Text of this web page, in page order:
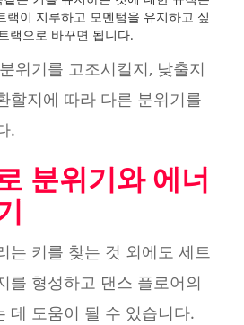
랙이 지루하고 모멘텀을 유지하고 싶
랙으로 바꾸면 됩니다.
위기를 고조시킬지, 낮출지
할지에 따라 다른 분위기를
.
분위기와 에너
는 키를 찾는 것 외에도 세트
를 형성하고 댄스 플로어의
데 도움이 될 수 있습니다.